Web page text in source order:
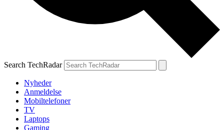
Search TechRadar
Nyheder
Anmeldelse
Mobiltelefoner
TV
Laptops
Gaming